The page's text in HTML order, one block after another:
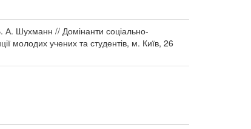
А. Шухманн // Домінанти соціально-
молодих учених та студентів, м. Київ, 26